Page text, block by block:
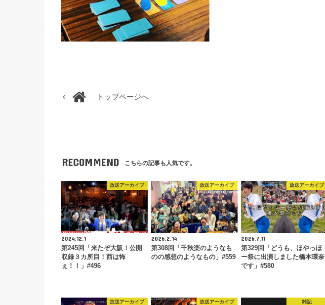
トップページへ
RECOMMEND こちらの記事も人気です。
放送アーカイブ
2024.12.1
第245回「来たぞ大阪！公開
収録３カ所目！西は怖
ぇ！！」#496
放送アーカイブ
2026.2.14
第308回「千秋楽のようなも
のの感想のようなもの」#559
放送アーカイブ
2026.7.11
第329回「どうも、ほやっほ
ー祭に出演しました橋本環奈
です」#580
放送アーカイブ 放送アーカイブ 雑記